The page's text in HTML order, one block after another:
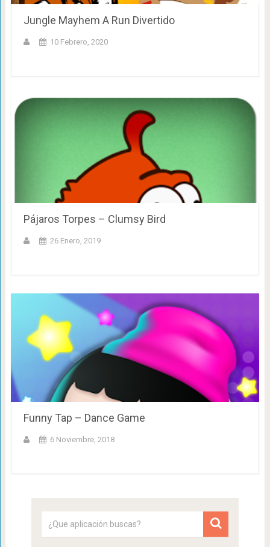
Jungle Mayhem A Run Divertido
10 Febrero, 2020
Pájaros Torpes – Clumsy Bird
26 Enero, 2019
Funny Tap – Dance Game
6 Noviembre, 2018